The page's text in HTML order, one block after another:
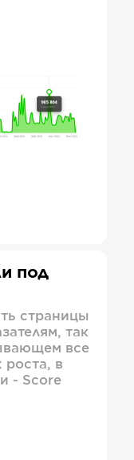
под
страницы
так
все
роста, в
- Score